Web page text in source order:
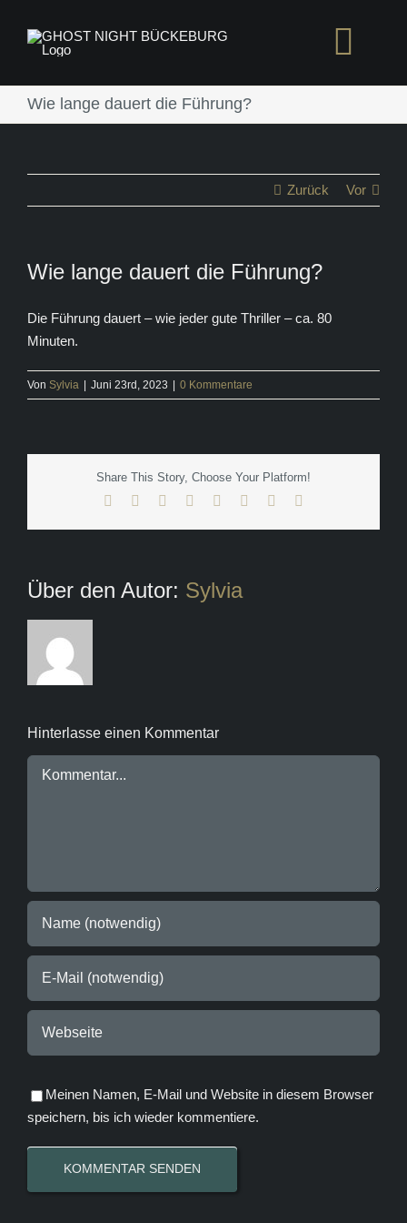
Inhalt
springen
START
Wie lange dauert die Führung?
Zurück Vor
Wie lange dauert die Führung?
Die Führung dauert – wie jeder gute Thriller – ca. 80
Minuten.
Von Sylvia Juni 23rd, 2023 0 Kommentare
Share This Story, Choose Your Platform!
Facebook Reddit LinkedIn
TumblrPinterest
Über den Autor: Sylvia
Hinterlasse einen Kommentar
Kommentar
Meinen Namen, E-Mail und Website in diesem Browser
speichern, bis ich wieder kommentiere.